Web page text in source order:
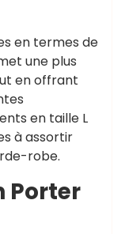
en termes de
une plus
en offrant
en taille L
à assortir
robe.
Porter